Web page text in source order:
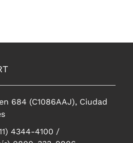
684 (C1086AAJ), Ciudad
4344-4100 /